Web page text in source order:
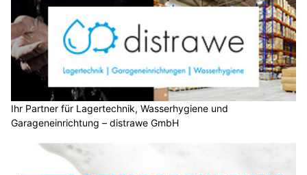
Ihr Partner für Lagertechnik, Wasserhygiene und
Garageneinrichtung – distrawe GmbH